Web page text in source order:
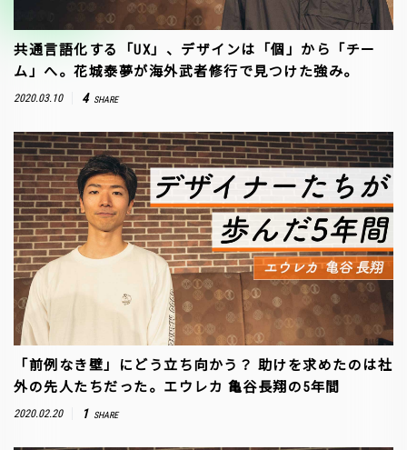
共通言語化する「UX」、デザインは「個」から「チー
ム」へ。花城泰夢が海外武者修行で見つけた強み。
2020.03.10 4 SHARE
「前例なき壁」にどう立ち向かう？ 助けを求めたのは社
外の先人たちだった。エウレカ 亀谷長翔の5年間
2020.02.20 1 SHARE